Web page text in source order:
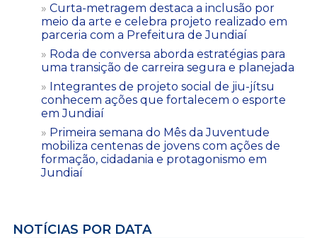
Curta-metragem destaca a inclusão por
meio da arte e celebra projeto realizado em
parceria com a Prefeitura de Jundiaí
Roda de conversa aborda estratégias para
uma transição de carreira segura e planejada
Integrantes de projeto social de jiu-jítsu
conhecem ações que fortalecem o esporte
em Jundiaí
Primeira semana do Mês da Juventude
mobiliza centenas de jovens com ações de
formação, cidadania e protagonismo em
Jundiaí
NOTÍCIAS POR DATA